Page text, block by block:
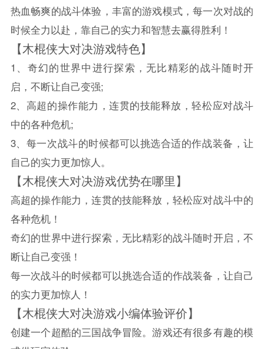
热血畅爽的战斗体验，丰富的游戏模式，每一次对战的
时候全力以赴，靠自己的实力和智慧去赢得胜利！
【木棍侠大对决游戏特色】
1、奇幻的世界中进行探索，无比精彩的战斗随时开
启，不断让自己变强;
2、高超的操作能力，连贯的技能释放，轻松应对战斗
中的各种危机;
3、每一次战斗的时候都可以挑选合适的作战装备，让
自己的实力更加惊人。
【木棍侠大对决游戏优势在哪里】
高超的操作能力，连贯的技能释放，轻松应对战斗中的
各种危机！
奇幻的世界中进行探索，无比精彩的战斗随时开启，不
断让自己变强！
每一次战斗的时候都可以挑选合适的作战装备，让自己
的实力更加惊人！
【木棍侠大对决游戏小编体验评价】
创建一个超酷的三国战争冒险。游戏还有很多有趣的模